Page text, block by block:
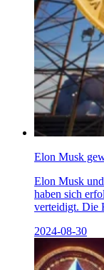
Elon Musk
Elon Musk
haben sich
verteidigt. Die
2024-08-30